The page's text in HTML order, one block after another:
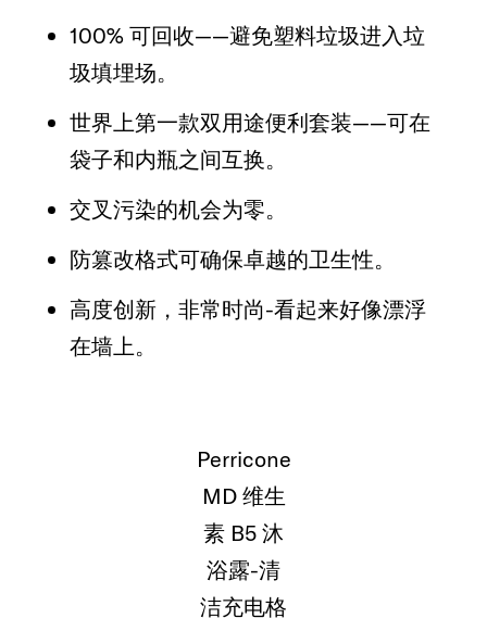
100% 可回收——避免塑料垃圾进入垃
圾填埋场。
世界上第一款双用途便利套装——可在
袋子和内瓶之间互换。
交叉污染的机会为零。
防篡改格式可确保卓越的卫生性。
高度创新，非常时尚-看起来好像漂浮
在墙上。
Perricone
MD 维生
素 B5 沐
浴露-清
洁充电格